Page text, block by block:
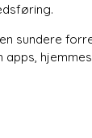
sundere